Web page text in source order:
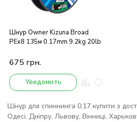
Шнур Owner Kizuna Broad
PEx8 135м 0.17mm 9.2kg 20lb
675 грн.
Уведомить
Шнур для спиннинга 0,17 купити з
Одесі, Дніпру, Львову, Вінниці,